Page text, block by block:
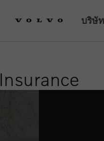
บริษั
Insurance